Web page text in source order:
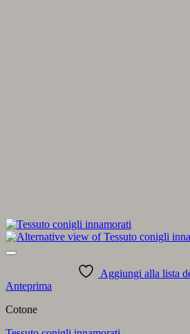
Aggiungi alla lista
Anteprima
Cotone